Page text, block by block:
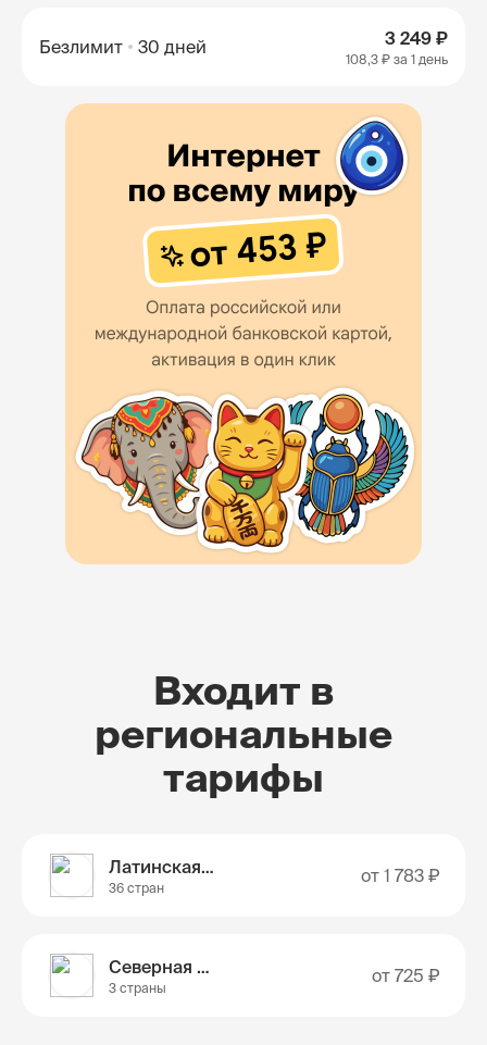
Безлимит 30 дней 3 249 ₽
108,3 ₽ за 1 день
Входит в
региональные
тарифы
Латинская Америка
36 стран
от 1 783 ₽
Северная Америка
3 страны
от 725 ₽